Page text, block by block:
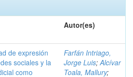
Autor(es)
de expresión
sociales y la
como
Farfán Intriago,
Jorge Luis;Alcívar
Toala, Mallury;